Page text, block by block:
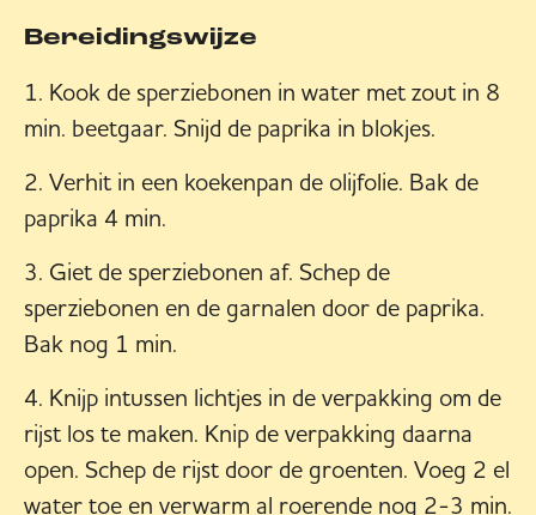
Bereidingswijze
Kook de sperziebonen in water met zout in 8
min. beetgaar. Snijd de paprika in blokjes.
Verhit in een koekenpan de olijfolie. Bak de
paprika 4 min.
Giet de sperziebonen af. Schep de
sperziebonen en de garnalen door de paprika.
Bak nog 1 min.
Knijp intussen lichtjes in de verpakking om de
rijst los te maken. Knip de verpakking daarna
open. Schep de rijst door de groenten. Voeg 2 el
water toe en verwarm al roerende nog 2-3 min.